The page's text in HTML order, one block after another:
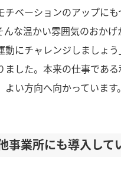
チベーションのアップにも
んな温かい雰囲気のおかげ
動にチャレンジしましょう
ました。本来の仕事である
い方向へ向かっています。
事業所にも導入して